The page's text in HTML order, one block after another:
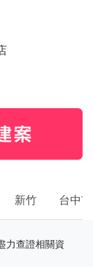
新竹 台中市
力查證相關資